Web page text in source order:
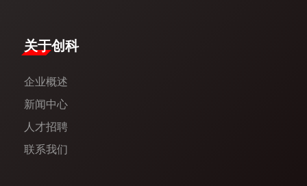
​关于创科​
企业概述
新闻中心​
人才招聘
联系我们